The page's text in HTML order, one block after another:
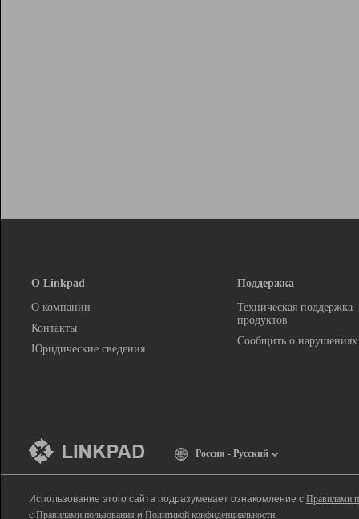
О Linkpad
О компании
Контакты
Юридические сведения
Поддержка
Техническая поддержка
продуктов
Сообщить о нарушениях
Россия - Русский
Использование этого сайта подразумевает ознакомление с Правилами
с Правилами пользования и Политикой конфиденциальности.